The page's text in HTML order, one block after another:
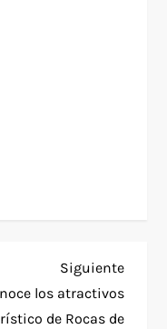
Siguiente
los atractivos
de Rocas de